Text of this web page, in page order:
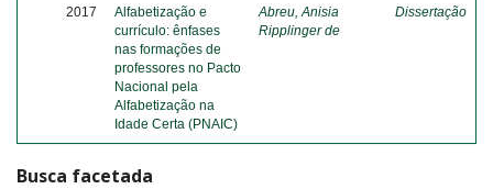
2017
Alfabetização e
currículo: ênfases
nas formações de
professores no Pacto
Nacional pela
Alfabetização na
Idade Certa (PNAIC)
Abreu, Anisia
Ripplinger de
Dissertação
Busca facetada